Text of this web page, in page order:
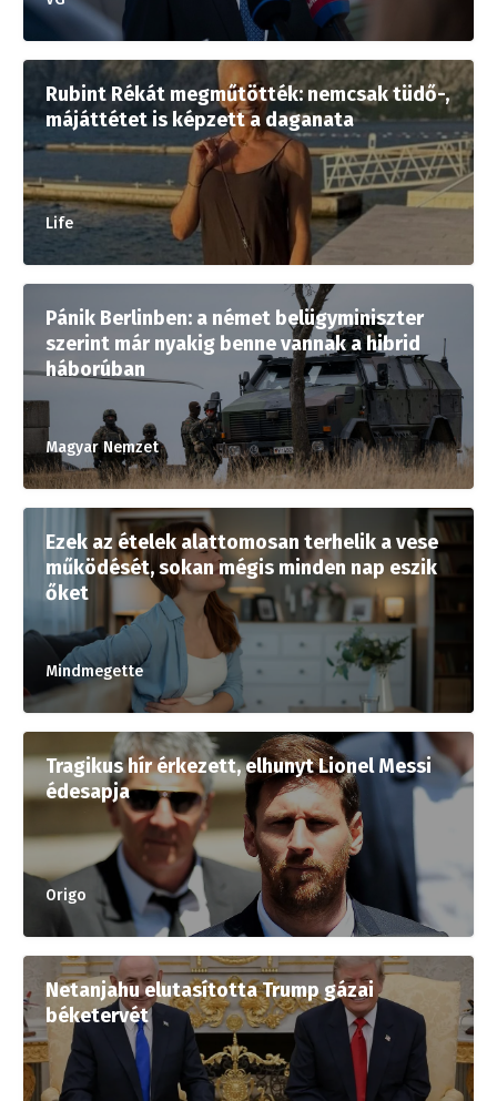
Rubint Rékát megműtötték: nemcsak tüdő-,
májáttétet is képzett a daganata
Life
Pánik Berlinben: a német belügyminiszter
szerint már nyakig benne vannak a hibrid
háborúban
Magyar Nemzet
Ezek az ételek alattomosan terhelik a vese
működését, sokan mégis minden nap eszik
őket
Mindmegette
Tragikus hír érkezett, elhunyt Lionel Messi
édesapja
Origo
Netanjahu elutasította Trump gázai
béketervét